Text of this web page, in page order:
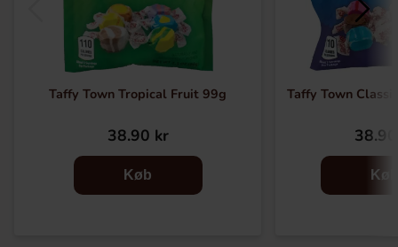
Taffy Town Tropical Fruit 99g
38.90 kr
Køb
Taffy Town
Køb